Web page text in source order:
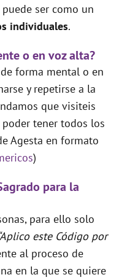
ser como un
individuales.
o en voz alta?
forma mental o en
y repetirse a la
que visiteis
poder tener todos los
Agesta en formato
)
para la
para ello solo
este Código por
al proceso de
en la que se quiere